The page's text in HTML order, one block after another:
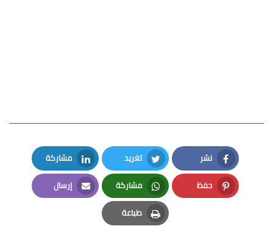
نشر
Facebook
تغريد
Twitter
مشاركة
LinkedIn
حفظ
Pinterest
مشاركة
Whatsapp
إرسال
Email
طباعة
Print